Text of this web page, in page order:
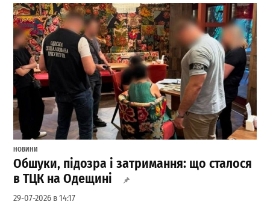
НОВИНИ
Обшуки, підозра і затримання: що сталося
в ТЦК на Одещині
29-07-2026 в 14:17